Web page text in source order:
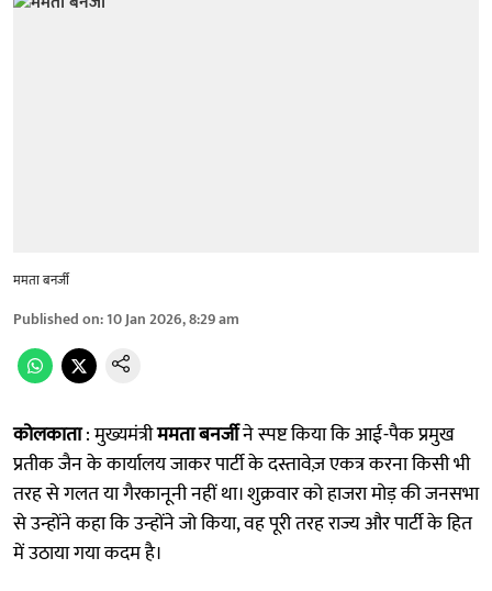
ममता बनर्जी
Published on:10 Jan 2026, 8:29 am
कोलकाता: मुख्यमंत्रीममता बनर्जीने स्पष्ट किया कि आई-पैक प्रमुख
प्रतीक जैन के कार्यालय जाकर पार्टी के दस्तावेज़ एकत्र करना किसी भी
तरह से गलत या गैरकानूनी नहीं था। शुक्रवार को हाजरा मोड़ की जनसभा
से उन्होंने कहा कि उन्होंने जो किया, वह पूरी तरह राज्य और पार्टी के हित
में उठाया गया कदम है।